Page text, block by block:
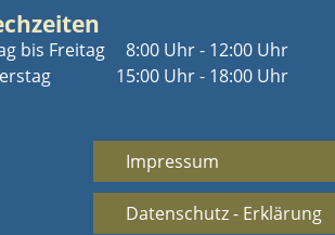
bis Freitag
8:00 Uhr - 12:00 Uhr
15:00 Uhr - 18:00 Uhr
Impressum
Datenschutz - Erklärung